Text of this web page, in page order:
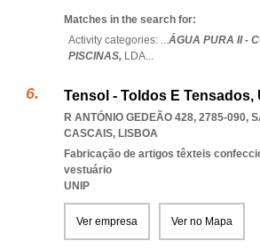
Matches in the search for:
Activity categories: ...ÁGUA PURA II -
PISCINAS, LDA...
Tensol - Toldos E
R ANTÓNIO GEDEÃO 428, 2785-090,
CASCAIS, LISBOA
Fabricação de artigos têxteis
vestuário
UNIP
Ver empresa Ver no Mapa